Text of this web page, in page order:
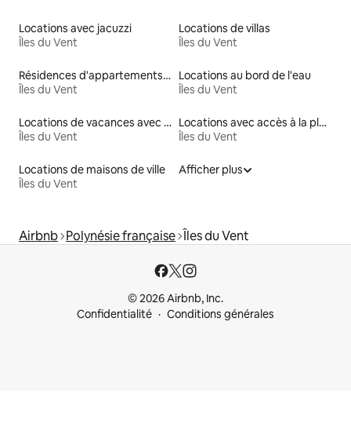
Locations avec jacuzzi
Îles du Vent
Locations de villas
Îles du Vent
Résidences d'appartements en location
Îles du Vent
Locations au bord de l'eau
Îles du Vent
Locations de vacances avec piscine
Îles du Vent
Locations avec accès à la plage
Îles du Vent
Locations de maisons de ville
Îles du Vent
Afficher plus
Airbnb Polynésie française Îles du Vent
© 2026 Airbnb, Inc.
Confidentialité
Conditions générales